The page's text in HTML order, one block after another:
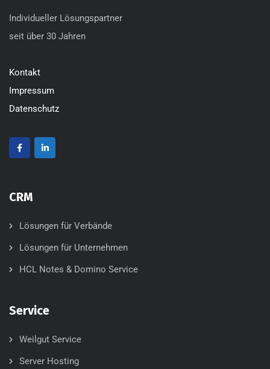
Individueller Lösungspartner
seit über 30 Jahren
Kontakt
Impressum
Datenschutz
CRM
Lösungen für Verbände
Lösungen für Unternehmen
HCL Notes & Domino Service
Service
Weilgut Service
Server Hosting